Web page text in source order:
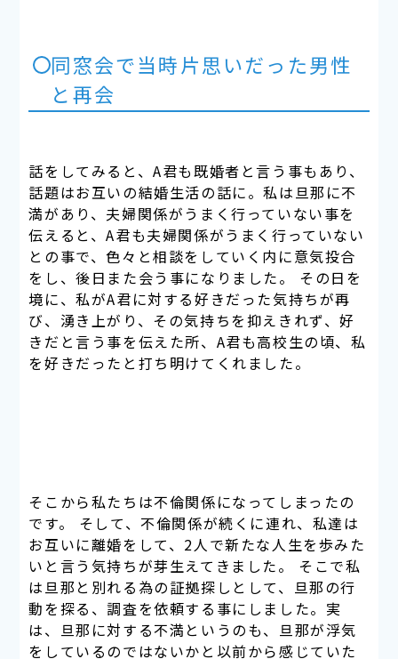
同窓会で当時片思いだった男性
と再会
話をしてみると、A君も既婚者と言う事もあり、
話題はお互いの結婚生活の話に。私は旦那に不
満があり、夫婦関係がうまく行っていない事を
伝えると、A君も夫婦関係がうまく行っていない
との事で、色々と相談をしていく内に意気投合
をし、後日また会う事になりました。 その日を
境に、私がA君に対する好きだった気持ちが再
び、湧き上がり、その気持ちを抑えきれず、好
きだと言う事を伝えた所、A君も高校生の頃、私
を好きだったと打ち明けてくれました。
そこから私たちは不倫関係になってしまったの
です。 そして、不倫関係が続くに連れ、私達は
お互いに離婚をして、2人で新たな人生を歩みた
いと言う気持ちが芽生えてきました。 そこで私
は旦那と別れる為の証拠探しとして、旦那の行
動を探る、調査を依頼する事にしました。実
は、旦那に対する不満というのも、旦那が浮気
をしているのではないかと以前から感じていた